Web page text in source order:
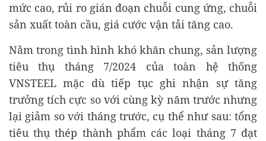
mức cao, rủi ro gián đoạn chuỗi cung ứng, chuỗi
sản xuất toàn cầu, giá cước vận tải tăng cao.
Nằm trong tình hình khó khăn chung, sản lượng
tiêu thụ tháng 7/2024 của toàn hệ thống
VNSTEEL mặc dù tiếp tục ghi nhận sự tăng
trưởng tích cực so với cùng kỳ năm trước nhưng
lại giảm so với tháng trước, cụ thể như sau: tổng
tiêu thụ thép thành phẩm các loại tháng 7 đạt